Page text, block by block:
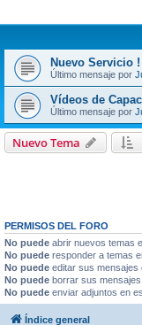
Nuevo Servicio !
Último mensaje por
Vídeos de
Último mensaje por
Nuevo Tema
PERMISOS DEL FORO
No puede abrir nuevos temas
No puede responder a temas
No puede editar sus mensajes
No puede borrar sus
No puede enviar adjuntos en
Índice general